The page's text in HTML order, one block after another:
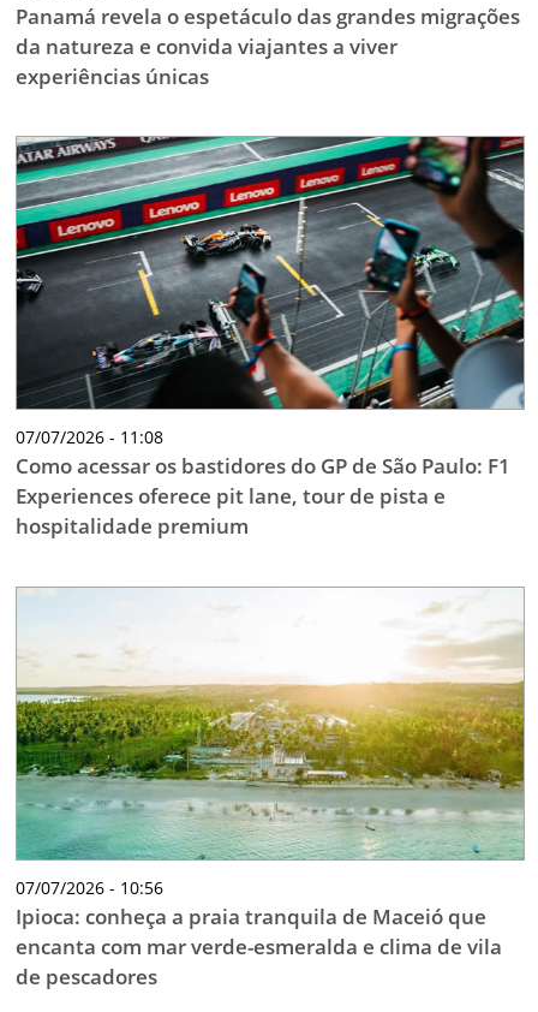
Panamá revela o espetáculo das grandes migrações
da natureza e convida viajantes a viver
experiências únicas
07/07/2026 - 11:08
Como acessar os bastidores do GP de São Paulo: F1
Experiences oferece pit lane, tour de pista e
hospitalidade premium
07/07/2026 - 10:56
Ipioca: conheça a praia tranquila de Maceió que
encanta com mar verde-esmeralda e clima de vila
de pescadores